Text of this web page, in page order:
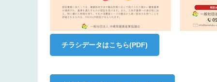
チラシデータはこちら(PDF)